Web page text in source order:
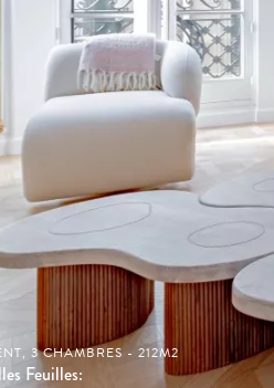
3 CHAMBRES - 212M2
Feuilles: